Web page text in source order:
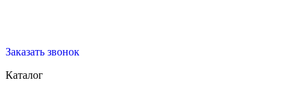
Заказать звонок
Каталог